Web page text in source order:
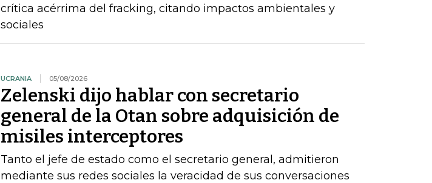
crítica acérrima del fracking, citando impactos ambientales y
sociales
UCRANIA 05/08/2026
Zelenski dijo hablar con secretario
general de la Otan sobre adquisición de
misiles interceptores
Tanto el jefe de estado como el secretario general, admitieron
mediante sus redes sociales la veracidad de sus conversaciones